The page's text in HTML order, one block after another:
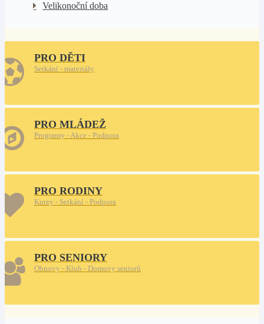
Velikonoční doba
PRO DĚTI
Setkání - materiály
PRO MLÁDEŽ
Programy - Akce - Podpora
PRO RODINY
Kurzy - Setkání - Podpora
PRO SENIORY
Obnovy - Klub - Domovy seniorů